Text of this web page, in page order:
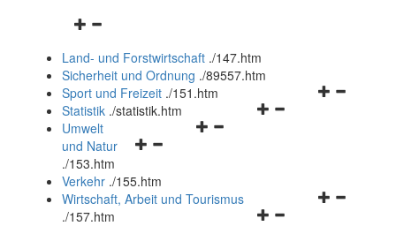
Navigationsmenü
und
schließen
Land- und Forstwirtschaft ./147.htm
Sicherheit und Ordnung ./89557.htm
Navigationsmenü
Sport und Freizeit ./151.htm
Navigationsmenü
Statistik ./statistik.htm
Navigationsmenü
und
schließen
Umwelt
und Natur
./153.htm
Verkehr ./155.htm
Navigationsmenü
Wirtschaft, Arbeit und Tourismus
./157.htm